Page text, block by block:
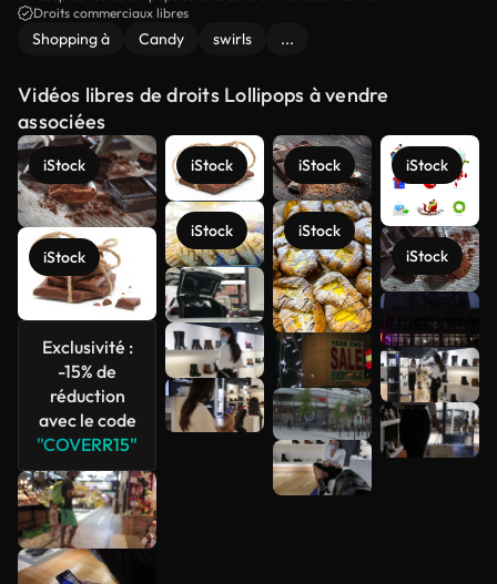
Droits commerciaux libres
Shopping à Candy swirls ...
Vidéos libres de droits Lollipops à vendre
associées
iStock
iStock
Exclusivité :
-15% de
réduction
avec le code
"COVERR15"
iStock
iStock
iStock
iStock
iStock
iStock
Voir plus